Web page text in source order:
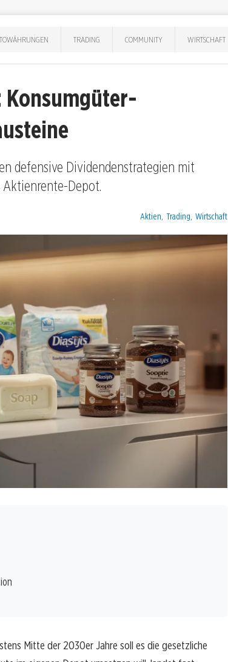
TRADING COMMUNITY WIRTSCHAFT
Konsumgüter-
defensive Dividendenstrategien mit
Depot.
Kategorien:
Aktien Trading Wirtschaft
Mitte der 2030er Jahre soll es die gesetzliche